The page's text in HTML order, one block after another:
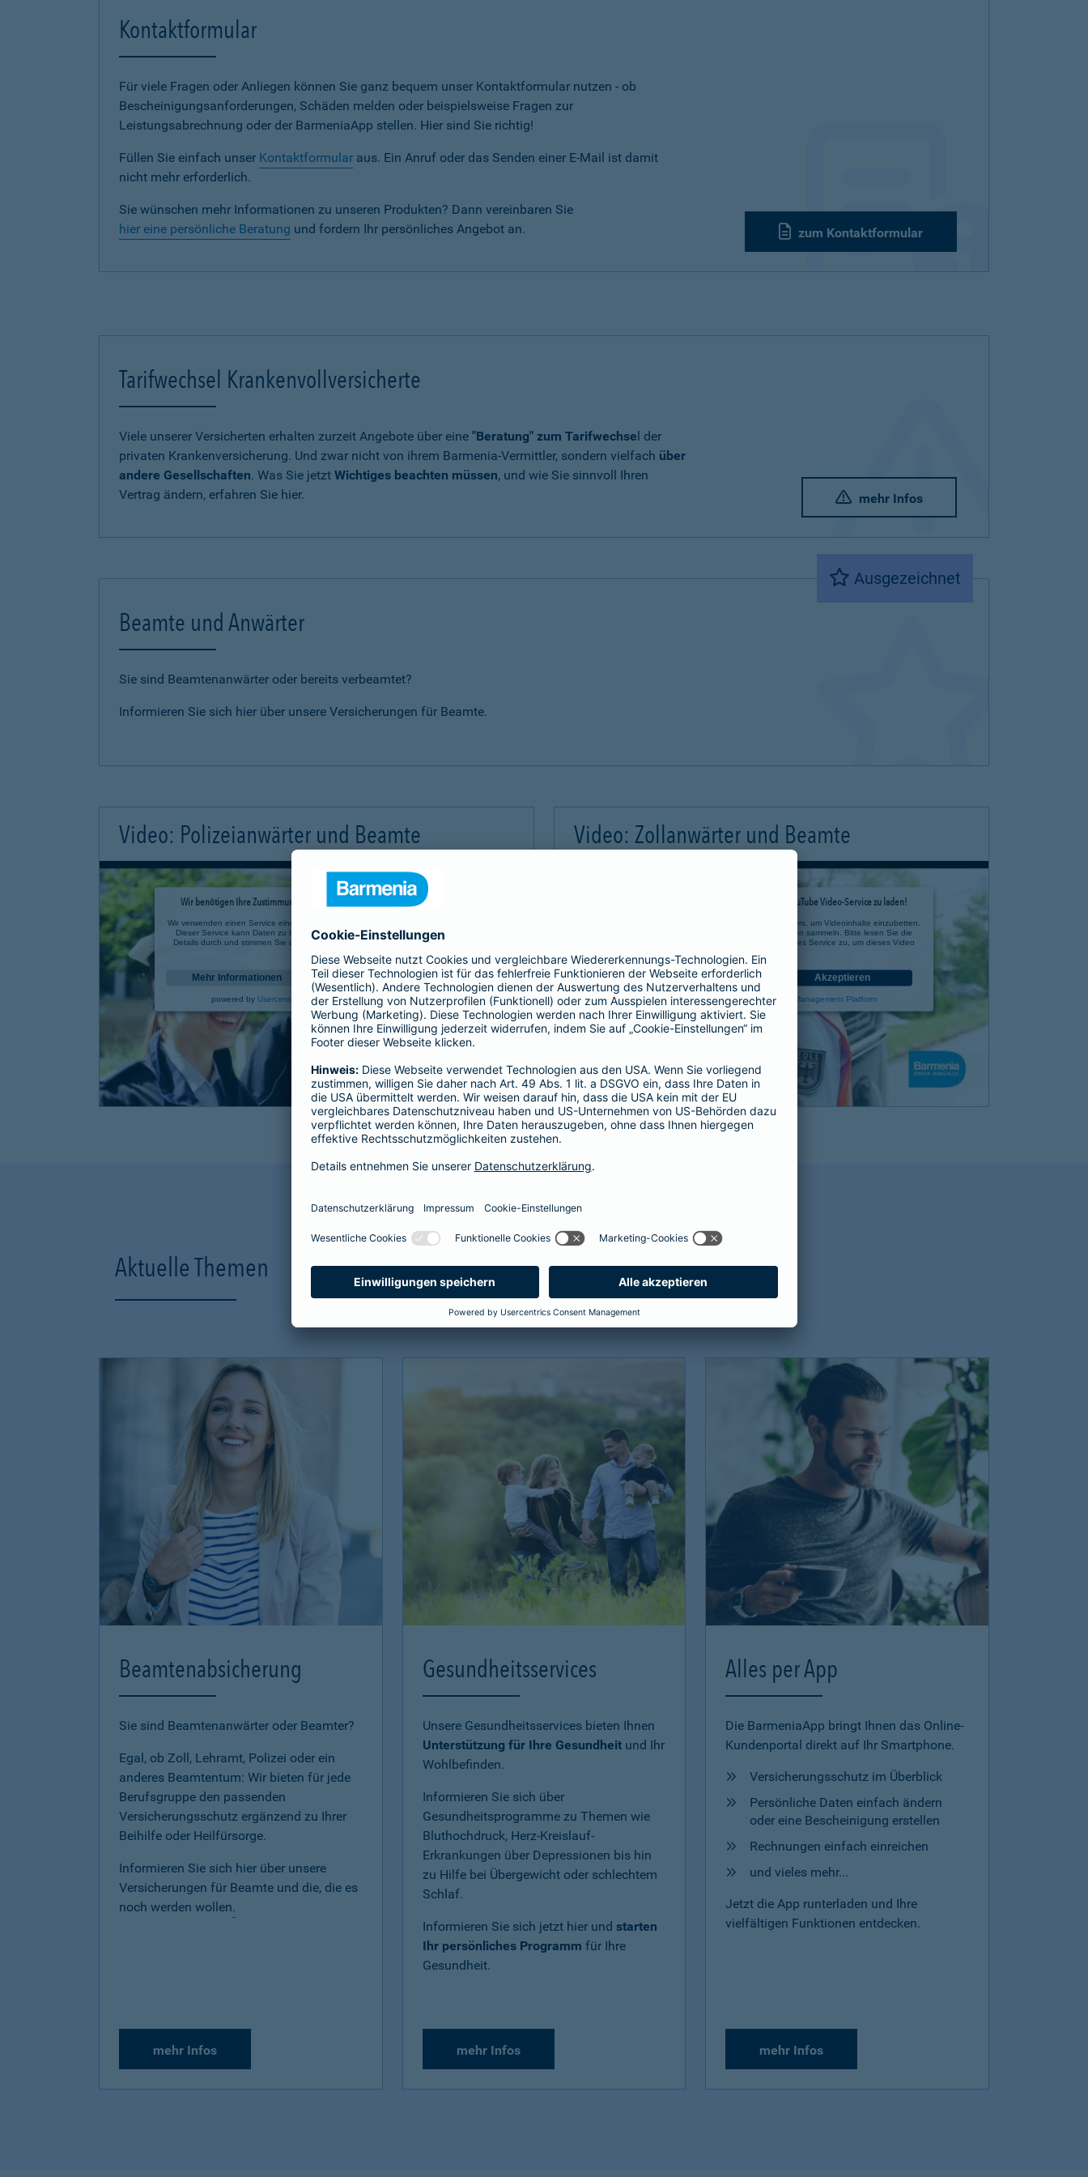
Kontaktformular
Für viele Fragen oder Anliegen können Sie ganz bequem unser Kontaktformular nutzen - ob
Bescheinigungsanforderungen, Schäden melden oder beispielsweise Fragen zur
Leistungsabrechnung oder der BarmeniaApp stellen. Hier sind Sie richtig!
Füllen Sie einfach unser Kontaktformular aus. Ein Anruf oder das Senden einer E-Mail ist damit
nicht mehr erforderlich.
Sie wünschen mehr Informationen zu unseren Produkten? Dann vereinbaren Sie
hier eine persönliche Beratung und fordern Ihr persönliches Angebot an. zum Kontaktformular
Tarifwechsel Krankenvollversicherte
Viele unserer Versicherten erhalten zurzeit Angebote über eine "Beratung" zum Tarifwechsel der
privaten Krankenversicherung. Und zwar nicht von ihrem Barmenia-Vermittler, sondern vielfach über
andere Gesellschaften. Was Sie jetzt Wichtiges beachten müssen, und wie Sie sinnvoll Ihren
Vertrag ändern, erfahren Sie hier.
mehr Infos
Ausgezeichnet
Beamte und Anwärter
Sie sind Beamtenanwärter oder bereits verbeamtet?
Informieren Sie sich hier über unsere Versicherungen für Beamte.
Video: Polizeianwärter und Beamte
Wir benötigen Ihre Zustimmung, um den YouTube Video-Service zu laden!
Wir verwenden einen Service eines Drittanbieters, um Videoinhalte einzubetten.
Dieser Service kann Daten zu Ihren Aktivitäten sammeln. Bitte lesen Sie die
Details durch und stimmen Sie der Nutzung des Service zu, um dieses Video
Mehr Informationen Akzeptieren
powered by Usercentrics Consent Management Platform
Video: Zollanwärter und Beamte
Wir benötigen Ihre Zustimmung, um den YouTube Video-Service zu laden!
Wir verwenden einen Service eines Drittanbieters, um Videoinhalte einzubetten.
Dieser Service kann Daten zu Ihren Aktivitäten sammeln. Bitte lesen Sie die
Details durch und stimmen Sie der Nutzung des Service zu, um dieses Video
Mehr Informationen Akzeptieren
powered byUsercentrics Consent Management Platform
Aktuelle Themen
Beamtenabsicherung
Sie sind Beamtenanwärter oder Beamter?
Egal, ob Zoll, Lehramt, Polizei oder ein
anderes Beamtentum: Wir bieten für jede
Berufsgruppe den passenden
Versicherungsschutz ergänzend zu Ihrer
Beihilfe oder Heilfürsorge.
Informieren Sie sich hier über unsere
Versicherungen für Beamte und die, die es
noch werden wollen.
mehr Infos
Gesundheitsservices
Unsere Gesundheitsservices bieten Ihnen
Unterstützung für Ihre Gesundheitund Ihr
Wohlbefinden.
Informieren Sie sich über
Gesundheitsprogramme zu Themen wie
Bluthochdruck, Herz-Kreislauf-
Erkrankungen über Depressionen bis hin
zu Hilfe bei Übergewicht oder schlechtem
Schlaf.
Informieren Sie sich jetzt hier und starten
Ihr persönliches Programm für Ihre
Gesundheit.
mehr Infos
Alles per App
Die BarmeniaApp bringt Ihnen das Online-
Kundenportal direkt auf Ihr Smartphone.
Versicherungsschutz im Überblick
Persönliche Daten einfach ändern
oder eine Bescheinigung erstellen
Rechnungen einfach einreichen
und vieles mehr...
Jetzt die App runterladen und Ihre
vielfältigen Funktionen entdecken.
mehr Infos